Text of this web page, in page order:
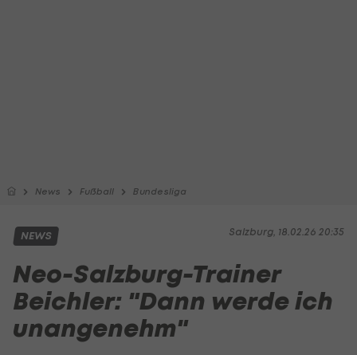
News Fußball Bundesliga
Salzburg, 18.02.26 20:35
NEWS
Neo-Salzburg-Trainer
Beichler: "Dann werde ich
unangenehm"